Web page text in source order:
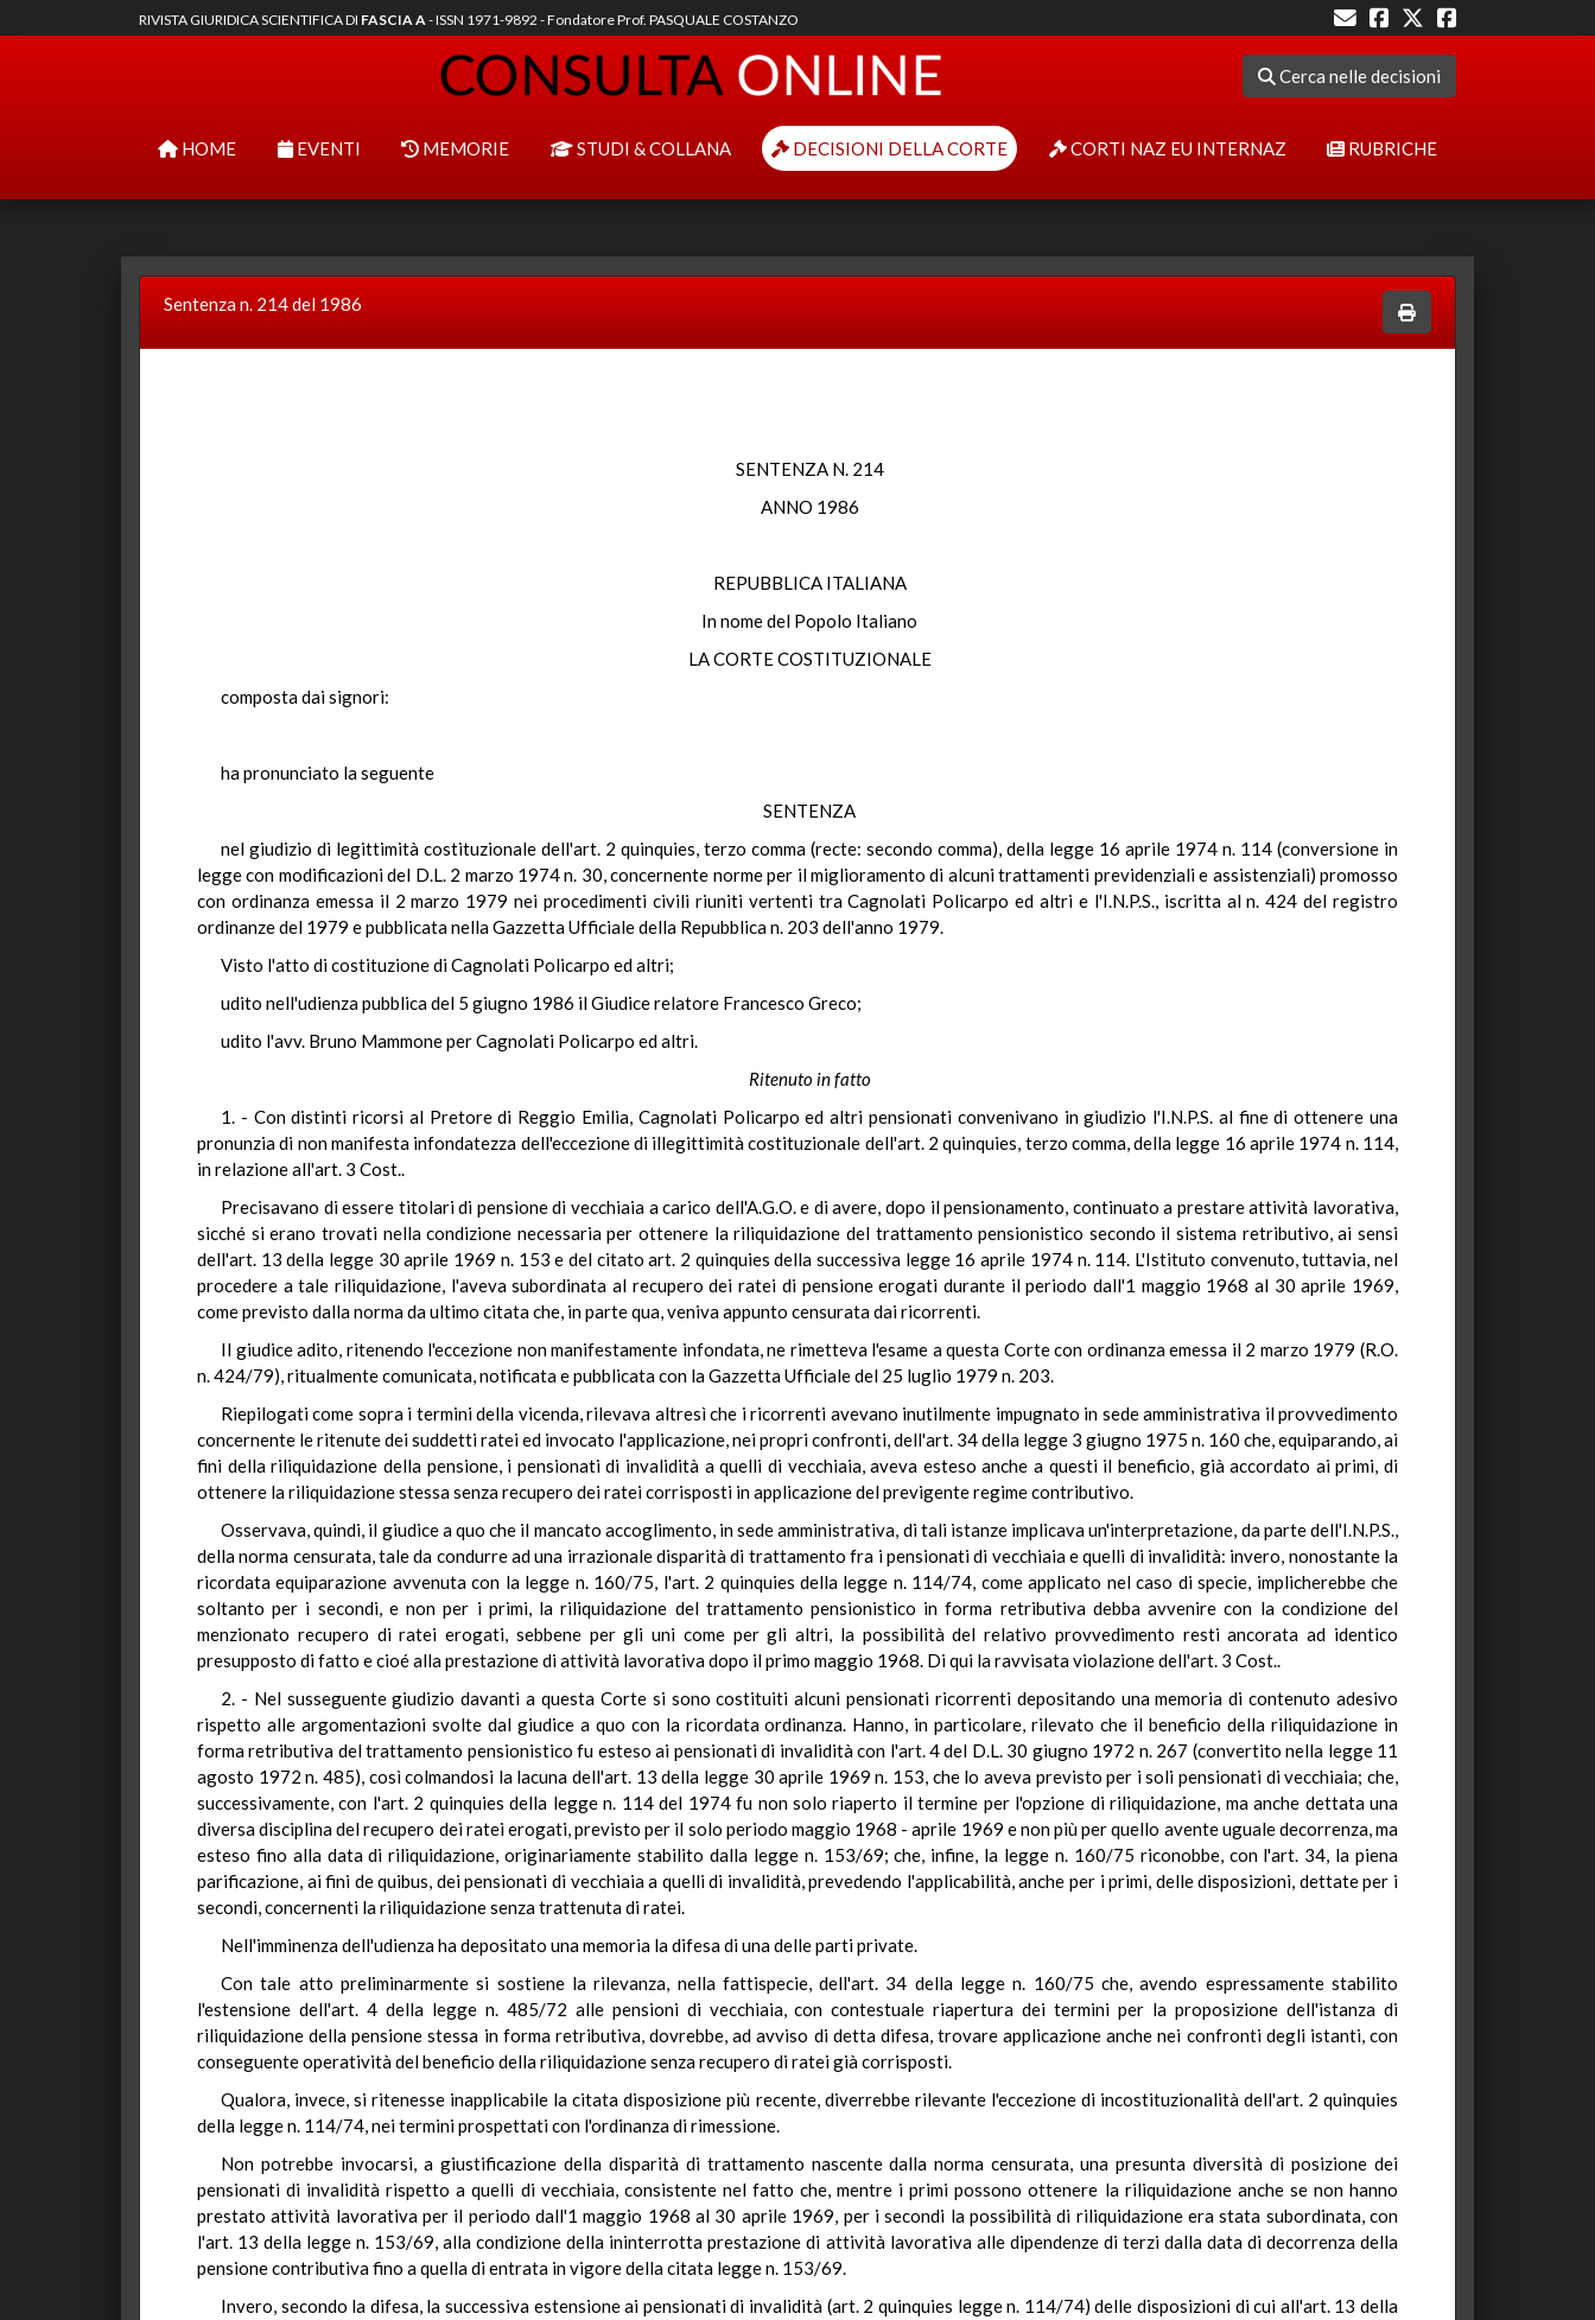
RIVISTA GIURIDICA SCIENTIFICA DI FASCIA A- ISSN 1971-9892 - Fondatore Prof. PASQUALE COSTANZO
Cerca nelle decisioni
HOME EVENTI MEMORIE STUDI & COLLANA DECISIONI DELLA CORTE CORTI NAZ EU INTERNAZ RUBRICHE
Sentenza n. 214 del 1986
SENTENZA N. 214
ANNO 1986
REPUBBLICA ITALIANA
In nome del Popolo Italiano
LA CORTE COSTITUZIONALE
composta dai signori:
ha pronunciato la seguente
SENTENZA
nel giudizio di legittimità costituzionale dell'art. 2 quinquies, terzo comma (recte: secondo comma), della legge 16 aprile 1974 n. 114 (conversione in
legge con modificazioni del D.L. 2 marzo 1974 n. 30, concernente norme per il miglioramento di alcuni trattamenti previdenziali e assistenziali) promosso
con ordinanza emessa il 2 marzo 1979 nei procedimenti civili riuniti vertenti tra Cagnolati Policarpo ed altri e l'I.N.P.S., iscritta al n. 424 del registro
ordinanze del 1979 e pubblicata nella Gazzetta Ufficiale della Repubblica n. 203 dell'anno 1979.
Visto l'atto di costituzione di Cagnolati Policarpo ed altri;
udito nell'udienza pubblica del 5 giugno 1986 il Giudice relatore Francesco Greco;
udito l'avv. Bruno Mammone per Cagnolati Policarpo ed altri.
Ritenuto in fatto
1. - Con distinti ricorsi al Pretore di Reggio Emilia, Cagnolati Policarpo ed altri pensionati convenivano in giudizio l'I.N.P.S. al fine di ottenere una
pronunzia di non manifesta infondatezza dell'eccezione di illegittimità costituzionale dell'art. 2 quinquies, terzo comma, della legge 16 aprile 1974 n. 114,
in relazione all'art. 3 Cost..
Precisavano di essere titolari di pensione di vecchiaia a carico dell'A.G.O. e di avere, dopo il pensionamento, continuato a prestare attività lavorativa,
sicché si erano trovati nella condizione necessaria per ottenere la riliquidazione del trattamento pensionistico secondo il sistema retributivo, ai sensi
dell'art. 13 della legge 30 aprile 1969 n. 153 e del citato art. 2 quinquies della successiva legge 16 aprile 1974 n. 114. L'Istituto convenuto, tuttavia, nel
procedere a tale riliquidazione, l'aveva subordinata al recupero dei ratei di pensione erogati durante il periodo dall'1 maggio 1968 al 30 aprile 1969,
come previsto dalla norma da ultimo citata che, in parte qua, veniva appunto censurata dai ricorrenti.
Il giudice adito, ritenendo l'eccezione non manifestamente infondata, ne rimetteva l'esame a questa Corte con ordinanza emessa il 2 marzo 1979 (R.O.
n. 424/79), ritualmente comunicata, notificata e pubblicata con la Gazzetta Ufficiale del 25 luglio 1979 n. 203.
Riepilogati come sopra i termini della vicenda, rilevava altresì che i ricorrenti avevano inutilmente impugnato in sede amministrativa il provvedimento
concernente le ritenute dei suddetti ratei ed invocato l'applicazione, nei propri confronti, dell'art. 34 della legge 3 giugno 1975 n. 160 che, equiparando, ai
fini della riliquidazione della pensione, i pensionati di invalidità a quelli di vecchiaia, aveva esteso anche a questi il beneficio, già accordato ai primi, di
ottenere la riliquidazione stessa senza recupero dei ratei corrisposti in applicazione del previgente regime contributivo.
Osservava, quindi, il giudice a quo che il mancato accoglimento, in sede amministrativa, di tali istanze implicava un'interpretazione, da parte dell'I.N.P.S.,
della norma censurata, tale da condurre ad una irrazionale disparità di trattamento fra i pensionati di vecchiaia e quelli di invalidità: invero, nonostante la
ricordata equiparazione avvenuta con la legge n. 160/75, l'art. 2 quinquies della legge n. 114/74, come applicato nel caso di specie, implicherebbe che
soltanto per i secondi, e non per i primi, la riliquidazione del trattamento pensionistico in forma retributiva debba avvenire con la condizione del
menzionato recupero di ratei erogati, sebbene per gli uni come per gli altri, la possibilità del relativo provvedimento resti ancorata ad identico
presupposto di fatto e cioé alla prestazione di attività lavorativa dopo il primo maggio 1968. Di qui la ravvisata violazione dell'art. 3 Cost..
2. - Nel susseguente giudizio davanti a questa Corte si sono costituiti alcuni pensionati ricorrenti depositando una memoria di contenuto adesivo
rispetto alle argomentazioni svolte dal giudice a quo con la ricordata ordinanza. Hanno, in particolare, rilevato che il beneficio della riliquidazione in
forma retributiva del trattamento pensionistico fu esteso ai pensionati di invalidità con l'art. 4 del D.L. 30 giugno 1972 n. 267 (convertito nella legge 11
agosto 1972 n. 485), così colmandosi la lacuna dell'art. 13 della legge 30 aprile 1969 n. 153, che lo aveva previsto per i soli pensionati di vecchiaia; che,
successivamente, con l'art. 2 quinquies della legge n. 114 del 1974 fu non solo riaperto il termine per l'opzione di riliquidazione, ma anche dettata una
diversa disciplina del recupero dei ratei erogati, previsto per il solo periodo maggio 1968 - aprile 1969 e non più per quello avente uguale decorrenza, ma
esteso fino alla data di riliquidazione, originariamente stabilito dalla legge n. 153/69; che, infine, la legge n. 160/75 riconobbe, con l'art. 34, la piena
parificazione, ai fini de quibus, dei pensionati di vecchiaia a quelli di invalidità, prevedendo l'applicabilità, anche per i primi, delle disposizioni, dettate per i
secondi, concernenti la riliquidazione senza trattenuta di ratei.
Nell'imminenza dell'udienza ha depositato una memoria la difesa di una delle parti private.
Con tale atto preliminarmente si sostiene la rilevanza, nella fattispecie, dell'art. 34 della legge n. 160/75 che, avendo espressamente stabilito
l'estensione dell'art. 4 della legge n. 485/72 alle pensioni di vecchiaia, con contestuale riapertura dei termini per la proposizione dell'istanza di
riliquidazione della pensione stessa in forma retributiva, dovrebbe, ad avviso di detta difesa, trovare applicazione anche nei confronti degli istanti, con
conseguente operatività del beneficio della riliquidazione senza recupero di ratei già corrisposti.
Qualora, invece, si ritenesse inapplicabile la citata disposizione più recente, diverrebbe rilevante l'eccezione di incostituzionalità dell'art. 2 quinquies
della legge n. 114/74, nei termini prospettati con l'ordinanza di rimessione.
Non potrebbe invocarsi, a giustificazione della disparità di trattamento nascente dalla norma censurata, una presunta diversità di posizione dei
pensionati di invalidità rispetto a quelli di vecchiaia, consistente nel fatto che, mentre i primi possono ottenere la riliquidazione anche se non hanno
prestato attività lavorativa per il periodo dall'1 maggio 1968 al 30 aprile 1969, per i secondi la possibilità di riliquidazione era stata subordinata, con
l'art. 13 della legge n. 153/69, alla condizione della ininterrotta prestazione di attività lavorativa alle dipendenze di terzi dalla data di decorrenza della
pensione contributiva fino a quella di entrata in vigore della citata legge n. 153/69.
Invero, secondo la difesa, la successiva estensione ai pensionati di invalidità (art. 2 quinquies legge n. 114/74) delle disposizioni di cui all'art. 13 della